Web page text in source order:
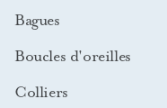
Bagues
Boucles d'oreilles
Colliers